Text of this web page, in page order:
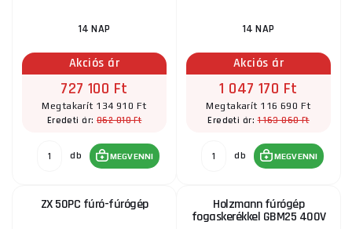
14 NAP
Akciós ár
727 100 Ft
Megtakarít 134 910 Ft
Eredeti ár: 862 010 Ft
db MEGVENNI
14 NAP
Akciós ár
1 047 170 Ft
Megtakarít 116 690 Ft
Eredeti ár:1 163 860 Ft
db MEGVENNI
ZX 50PC fúró-fúrógép Holzmann fúrógép
fogaskerékkel GBM25 400V